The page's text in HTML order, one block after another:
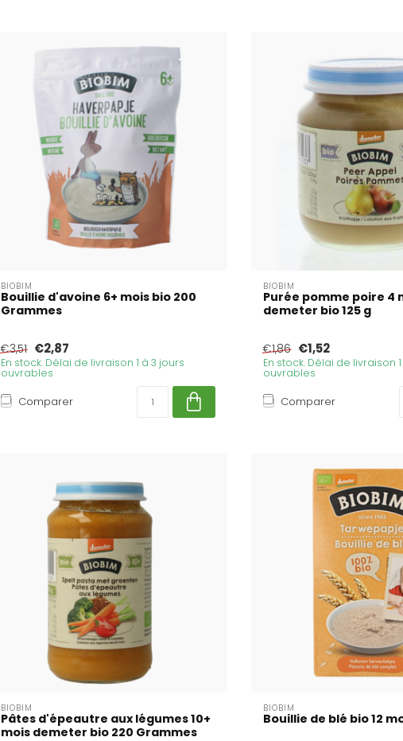
BIOBIM
Bouillie d'avoine 6+ mois bio 200
Grammes
€3,51 €2,87
En stock. Délai de livraison 1 à 3 jours
ouvrables
Comparer
BIOBIM
Purée pomme poire 4
demeter bio 125 g
€1,86 €1,52
En stock. Délai de livraison
ouvrables
Comparer
BIOBIM
Pâtes d'épeautre aux légumes 10+
mois demeter bio 220 Grammes
BIOBIM
Bouillie de blé bio 12